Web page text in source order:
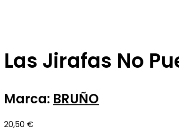
Las Jirafas No
Marca: BRUÑO
20,50 €